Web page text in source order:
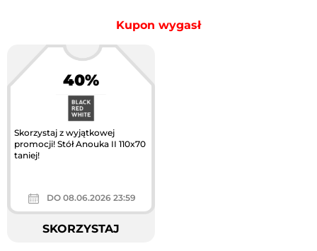
Kupon wygasł
40%
Skorzystaj z wyjątkowej
promocji! Stół Anouka II 110x70
taniej!
DO 08.06.2026 23:59
SKORZYSTAJ